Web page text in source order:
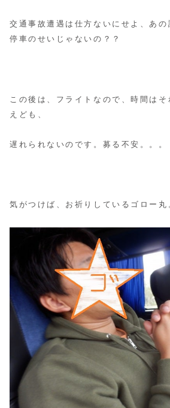
交通事故遭遇は仕方ないにせよ、あの
停車のせいじゃないの？？
この後は、フライトなので、時間は
えども、
遅れられないのです。募る不安。。。
気がつけば、お祈りしているゴロー丸